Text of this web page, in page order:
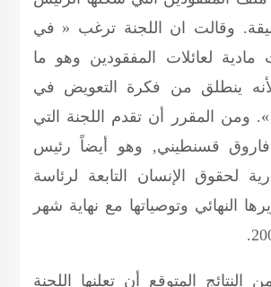
وقالت ان اللجنة ترغب « في
مادية لعائلات المفقودين وهو ما
ينطلق من فكرة التعويض في
ومن المقرر أن تقدم اللجنة التي
قسنطيني, وهو أيضاً رئيس
لحقوق الإنسان التابعة لرئاسة
النهائي وتوصياتها مع نهاية شهر
النتائج المتوقع أن تعلنها اللجنة